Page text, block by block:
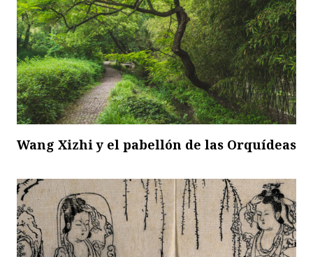
Wang Xizhi y el pabellón de las Orquídeas